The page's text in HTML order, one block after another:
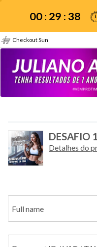
00 : 29 : 38
Checkout Sun
DESAFIO
Detalhes do
Full name